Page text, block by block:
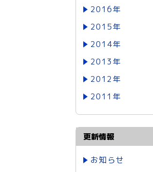
2016年
2015年
2014年
2013年
2012年
2011年
更新情報
お知らせ